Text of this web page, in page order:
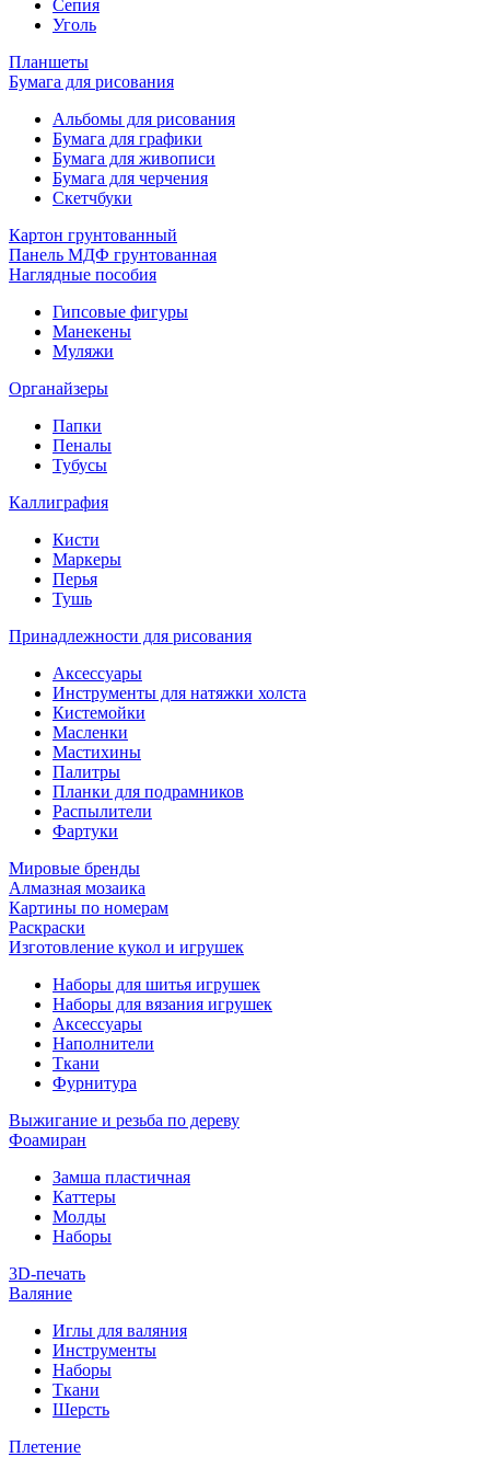
Сепия
Уголь
Планшеты
Бумага для рисования
Альбомы для рисования
Бумага для графики
Бумага для живописи
Бумага для черчения
Скетчбуки
Картон грунтованный
Панель МДФ грунтованная
Наглядные пособия
Гипсовые фигуры
Манекены
Муляжи
Органайзеры
Папки
Пеналы
Тубусы
Каллиграфия
Кисти
Маркеры
Перья
Тушь
Принадлежности для рисования
Аксессуары
Инструменты для натяжки холста
Кистемойки
Масленки
Мастихины
Палитры
Планки для подрамников
Распылители
Фартуки
Мировые бренды
Алмазная мозаика
Картины по номерам
Раскраски
Изготовление кукол и игрушек
Наборы для шитья игрушек
Наборы для вязания игрушек
Аксессуары
Наполнители
Ткани
Фурнитура
Выжигание и резьба по дереву
Фоамиран
Замша пластичная
Каттеры
Молды
Наборы
3D-печать
Валяние
Иглы для валяния
Инструменты
Наборы
Ткани
Шерсть
Плетение